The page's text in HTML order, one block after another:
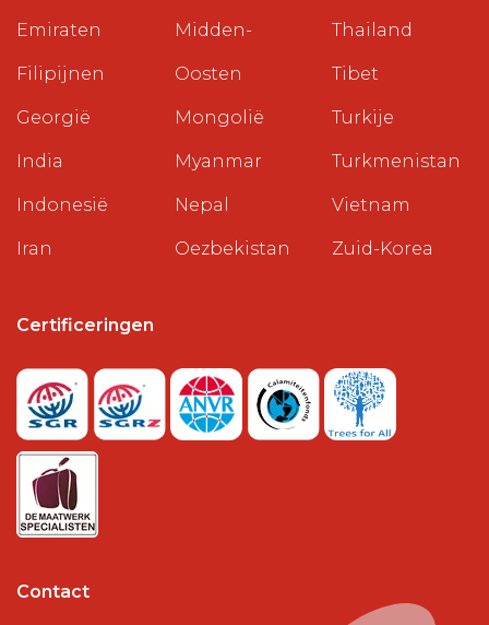
Emiraten
Filipijnen
Georgië
India
Indonesië
Iran
Midden-
Oosten
Mongolië
Myanmar
Nepal
Oezbekistan
Thailand
Tibet
Turkije
Turkmenistan
Vietnam
Zuid-Korea
Certificeringen
Contact